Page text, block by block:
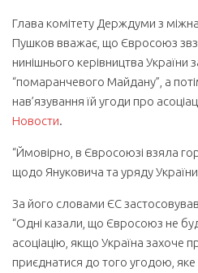
Глава комітету Держдуми з
Пушков вважає, що Євросоюз
нинішнього керівництва
“помаранчевого Майдану”, а
нав’язування їй угоди про
Новости.
“Ймовірно, в Євросоюзі взяла
щодо Януковича та уряду
За його словами ЄС
“Одні казали, що Євросоюз не
асоціацію, якщо Україна захоче
приєднатися до того угодою,